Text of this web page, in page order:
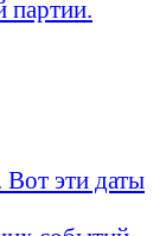
партии.
эти даты